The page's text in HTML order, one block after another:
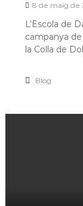
8 de maig de
L’Escola de
campanya
la Colla de
Blog